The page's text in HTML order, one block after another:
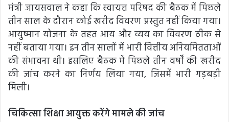
मंत्री जायसवाल ने कहा कि स्वायत्त परिषद की बैठक में पिछले
तीन साल के दौरान कोई खरीद विवरण प्रस्तुत नहीं किया गया।
आयुष्मान योजना के तहत आय और व्यय का विवरण ठीक से
नहीं बताया गया। इन तीन सालों में भारी वित्तीय अनियमितताओं
की संभावना थी। इसलिए बैठक में पिछले तीन वर्षों की खरीद
की जांच करने का निर्णय लिया गया, जिसमें भारी गड़बड़ी
मिली।
चिकित्सा शिक्षा आयुक्त करेंगे मामले की जांच